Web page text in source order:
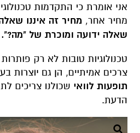
אני אומרת כי התקדמות
מחיר אחר, מחיר זה איננו
שאלה ידועה ומוכרת של "מה?".
טכנולוגיות טובות לא רק
צרכים אמיתיים, הן גם יוצרות
תופעות לוואי שכולנו צריכים
הדעת.